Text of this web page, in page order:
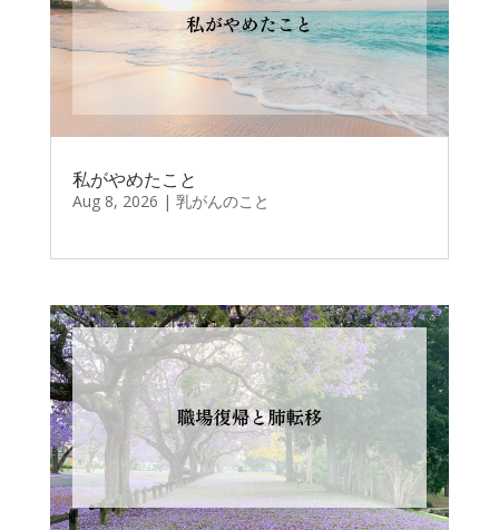
私がやめたこと
Aug 8, 2026 | 乳がんのこと